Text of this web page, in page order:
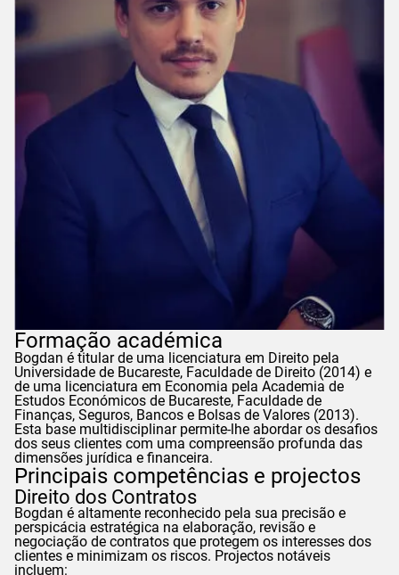
Formação académica
Bogdan é titular de uma licenciatura em Direito pela
Universidade de Bucareste, Faculdade de Direito (2014) e
de uma licenciatura em Economia pela Academia de
Estudos Económicos de Bucareste, Faculdade de
Finanças, Seguros, Bancos e Bolsas de Valores (2013).
Esta base multidisciplinar permite-lhe abordar os desafios
dos seus clientes com uma compreensão profunda das
dimensões jurídica e financeira.
Principais competências e projectos
Direito dos Contratos
Bogdan é altamente reconhecido pela sua precisão e
perspicácia estratégica na elaboração, revisão e
negociação de contratos que protegem os interesses dos
clientes e minimizam os riscos. Projectos notáveis
incluem: